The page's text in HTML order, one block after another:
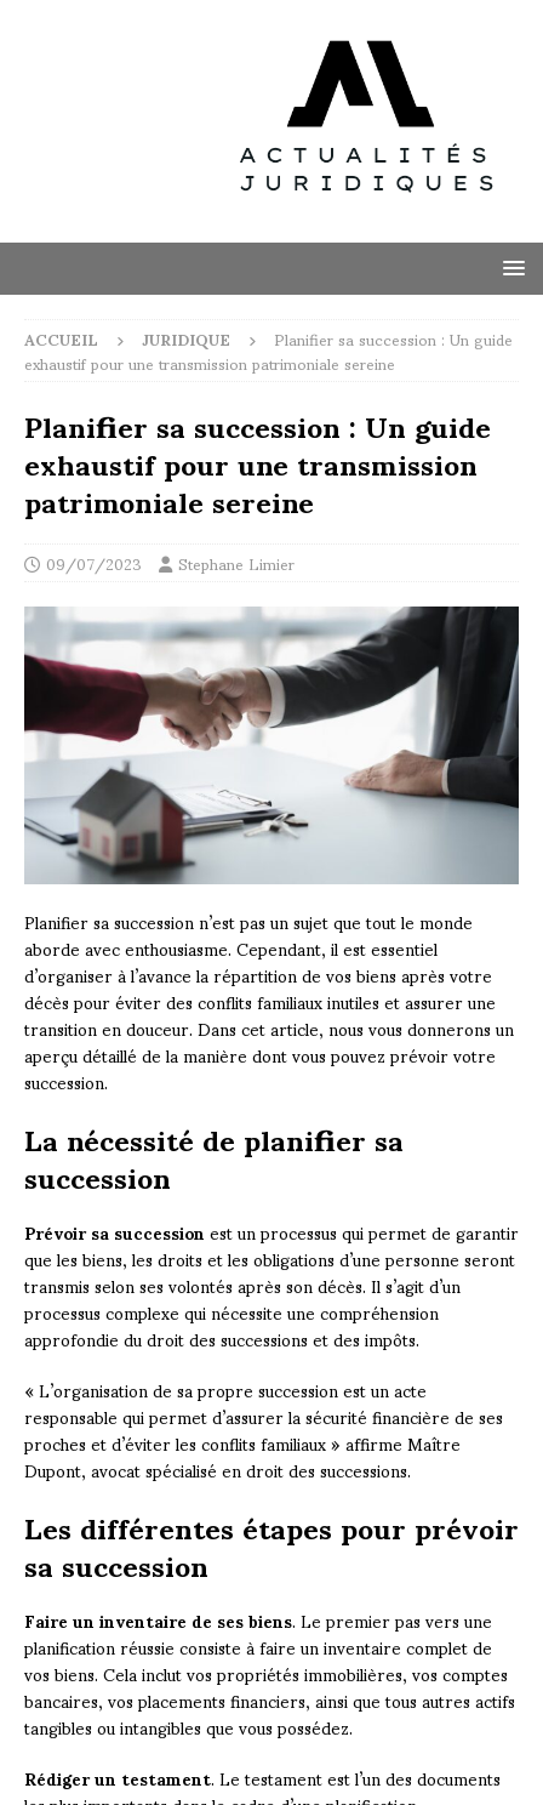
ACCUEIL JURIDIQUE Planifier sa succession : Un guide
exhaustif pour une transmission patrimoniale sereine
Planifier sa succession : Un guide
exhaustif pour une transmission
patrimoniale sereine
09/07/2023 Stephane Limier
Planifier sa succession n’est pas un sujet que tout le monde
aborde avec enthousiasme. Cependant, il est essentiel
d’organiser à l’avance la répartition de vos biens après votre
décès pour éviter des conflits familiaux inutiles et assurer une
transition en douceur. Dans cet article, nous vous donnerons un
aperçu détaillé de la manière dont vous pouvez prévoir votre
succession.
La nécessité de planifier sa
succession
Prévoir sa successionest un processus qui permet de garantir
que les biens, les droits et les obligations d’une personne seront
transmis selon ses volontés après son décès. Il s’agit d’un
processus complexe qui nécessite une compréhension
approfondie du droit des successions et des impôts.
« L’organisation de sa propre succession est un acte
responsable qui permet d’assurer la sécurité financière de ses
proches et d’éviter les conflits familiaux » affirme Maître
Dupont, avocat spécialisé en droit des successions.
Les différentes étapes pour prévoir
sa succession
Faire un inventaire de ses biens. Le premier pas vers une
planification réussie consiste à faire un inventaire complet de
vos biens. Cela inclut vos propriétés immobilières, vos comptes
bancaires, vos placements financiers, ainsi que tous autres actifs
tangibles ou intangibles que vous possédez.
Rédiger un testament. Le testament est l’un des documents